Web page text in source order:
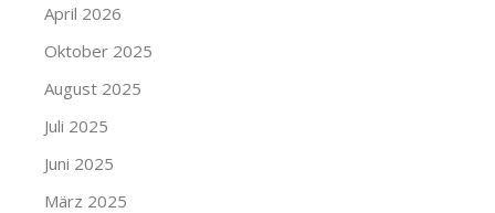
April 2026
Oktober 2025
August 2025
Juli 2025
Juni 2025
März 2025